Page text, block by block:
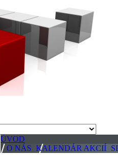
ÚVOD
O NÁS KALENDÁR AKCIÍ